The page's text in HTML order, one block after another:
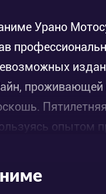
Урано
опытом
пути встают
отцу
имени Дамуэль